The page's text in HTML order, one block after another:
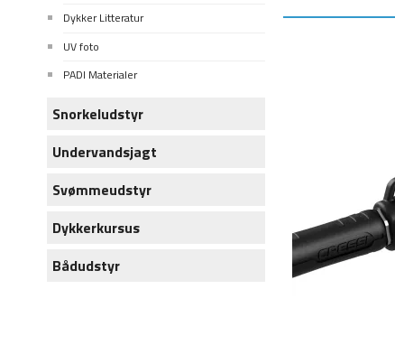
Dykker Litteratur
UV foto
PADI Materialer
Snorkeludstyr
Undervandsjagt
Svømmeudstyr
Dykkerkursus
Bådudstyr